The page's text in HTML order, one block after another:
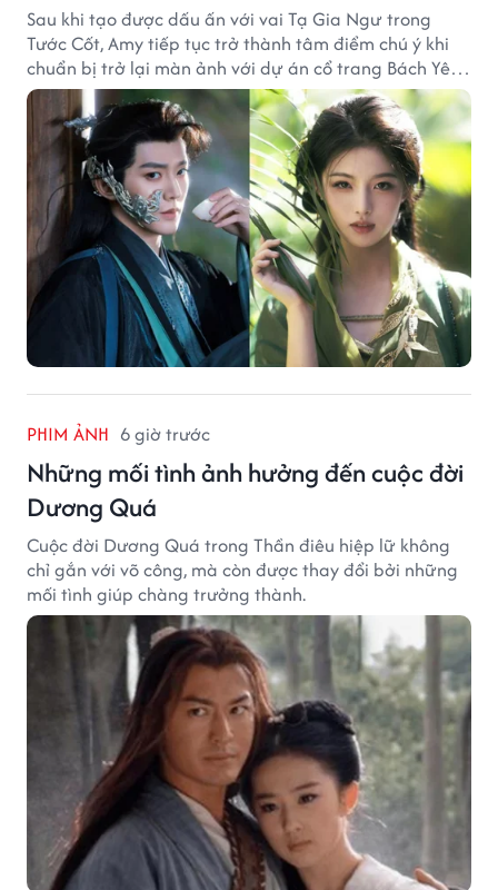
Sau khi tạo được dấu ấn với vai Tạ Gia Ngư trong
Tước Cốt, Amy tiếp tục trở thành tâm điểm chú ý khi
chuẩn bị trở lại màn ảnh với dự án cổ trang Bách Yêu
Phổ.
PHIM ẢNH 6 giờ trước
Những mối tình ảnh hưởng đến cuộc đời
Dương Quá
Cuộc đời Dương Quá trong Thần điêu hiệp lữ không
chỉ gắn với võ công, mà còn được thay đổi bởi những
mối tình giúp chàng trưởng thành.